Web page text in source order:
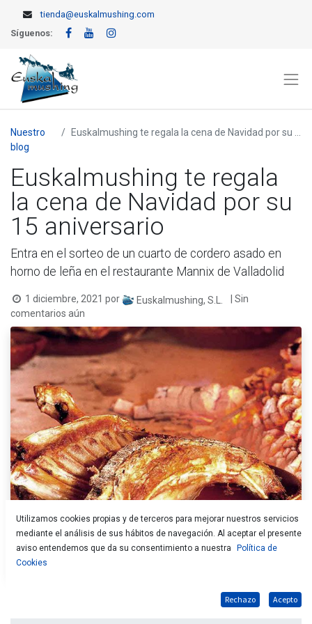
tienda@euskalmushing.com
Síguenos:
Nuestro
blog
Euskalmushing te regala la cena de Navidad por su 15 aniversario
Euskalmushing te regala
la cena de Navidad por su
15 aniversario
Entra en el sorteo de un cuarto de cordero asado en
horno de leña en el restaurante Mannix de Valladolid
1 diciembre, 2021 por Euskalmushing, S.L.
| Sin
comentarios aún
Utilizamos cookies propias y de terceros para mejorar nuestros servicios
mediante el análisis de sus hábitos de navegación. Al aceptar el presente
aviso entendemos que da su consentimiento a nuestra
Política de
Cookies
Rechazo Acepto